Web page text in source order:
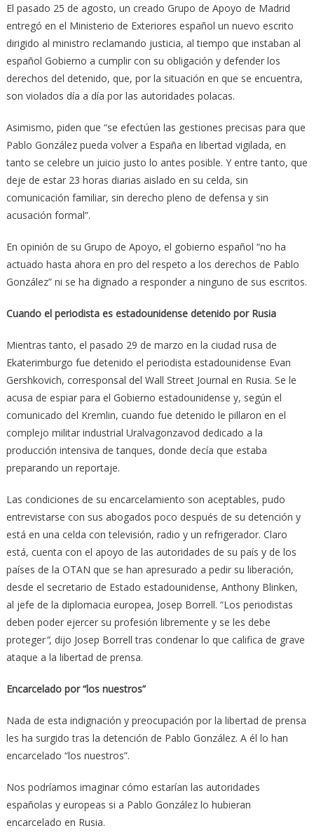
El pasado 25 de agosto, un creado Grupo de Apoyo de Madrid
entregó en el Ministerio de Exteriores español un nuevo escrito
dirigido al ministro reclamando justicia, al tiempo que instaban al
español Gobierno a cumplir con su obligación y defender los
derechos del detenido, que, por la situación en que se encuentra,
son violados día a día por las autoridades polacas.
Asimismo, piden que “se efectúen las gestiones precisas para que
Pablo González pueda volver a España en libertad vigilada, en
tanto se celebre un juicio justo lo antes posible. Y entre tanto, que
deje de estar 23 horas diarias aislado en su celda, sin
comunicación familiar, sin derecho pleno de defensa y sin
acusación formal”.
En opinión de su Grupo de Apoyo, el gobierno español “no ha
actuado hasta ahora en pro del respeto a los derechos de Pablo
González” ni se ha dignado a responder a ninguno de sus escritos.
Cuando el periodista es estadounidense detenido por Rusia
Mientras tanto, el pasado 29 de marzo en la ciudad rusa de
Ekaterimburgo fue detenido el periodista estadounidense Evan
Gershkovich, corresponsal del Wall Street Journal en Rusia. Se le
acusa de espiar para el Gobierno estadounidense y, según el
comunicado del Kremlin, cuando fue detenido le pillaron en el
complejo militar industrial Uralvagonzavod dedicado a la
producción intensiva de tanques, donde decía que estaba
preparando un reportaje.
Las condiciones de su encarcelamiento son aceptables, pudo
entrevistarse con sus abogados poco después de su detención y
está en una celda con televisión, radio y un refrigerador. Claro
está, cuenta con el apoyo de las autoridades de su país y de los
países de la OTAN que se han apresurado a pedir su liberación,
desde el secretario de Estado estadounidense, Anthony Blinken,
al jefe de la diplomacia europea, Josep Borrell. “Los periodistas
deben poder ejercer su profesión libremente y se les debe
proteger”, dijo Josep Borrell tras condenar lo que califica de grave
ataque a la libertad de prensa.
Encarcelado por “los nuestros”
Nada de esta indignación y preocupación por la libertad de prensa
les ha surgido tras la detención de Pablo González. A él lo han
encarcelado “los nuestros”.
Nos podríamos imaginar cómo estarían las autoridades
españolas y europeas si a Pablo González lo hubieran
encarcelado en Rusia.